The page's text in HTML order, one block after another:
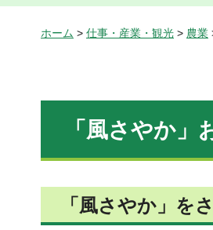
ホーム > 仕事・産業・観光 > 農業
「風さやか
「風さやか」を